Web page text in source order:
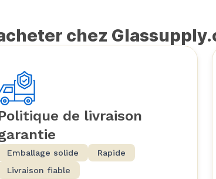
chez
de livraison
Emballage solide
Rapide
Livraison fiable